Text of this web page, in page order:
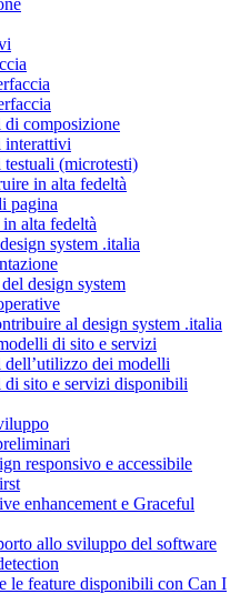
di composizione
interattivi
(microtesti)
in alta fedeltà
pagina
alta fedeltà
system .italia
design system
al design system .italia
di sito e servizi
dell’utilizzo dei modelli
sito e servizi disponibili
responsivo e accessibile
enhancement e Graceful
allo sviluppo del software
le feature disponibili con Can I